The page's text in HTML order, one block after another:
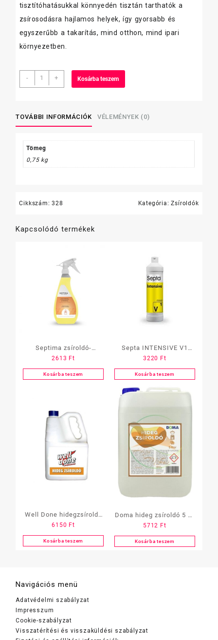
tisztítóhatásukkal könnyedén tisztán tarthatók a
zsírosodásra hajlamos helyek, így gyorsabb és
egyszerűbb a takarítás, mind otthon, mind ipari
környezetben.
-
Cillit
Bang
spray,Zöld
750
mennyiség
+ Kosárba teszem
TOVÁBBI INFORMÁCIÓK VÉLEMÉNYEK (0)
Tömeg
0,75 kg
Cikkszám:328 Kategória:Zsíroldók
Kapcsolódó termékek
Septima zsíroldó-
általános tisztító 0,75 L ,
szórófejes, Universal
2613 Ft
Kosárba teszem
Septa INTENSIVE V1
padlótisztító, erős zsír és
olaj oldó 1 L
3220 Ft
Kosárba teszem
Well Done hidegzsíroldó
5 L-es
6150 Ft
Kosárba teszem
Doma hideg zsíroldó 5 L-
es
5712 Ft
Kosárba teszem
Navigációs menü
Adatvédelmi szabályzat
Impresszum
Cookie-szabályzat
Visszatérítési és visszaküldési szabályzat